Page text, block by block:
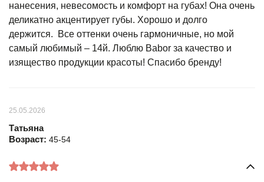
нанесения, невесомость и комфорт на губах! Она очень
деликатно акцентирует губы. Хорошо и долго
держится. Все оттенки очень гармоничные, но мой
самый любимый – 14й. Люблю Вabor за качество и
изящество продукции красоты! Спасибо бренду!
25.05.2026
Татьяна
Возраст: 45-54